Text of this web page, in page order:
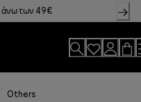
άνω των 49€
Others